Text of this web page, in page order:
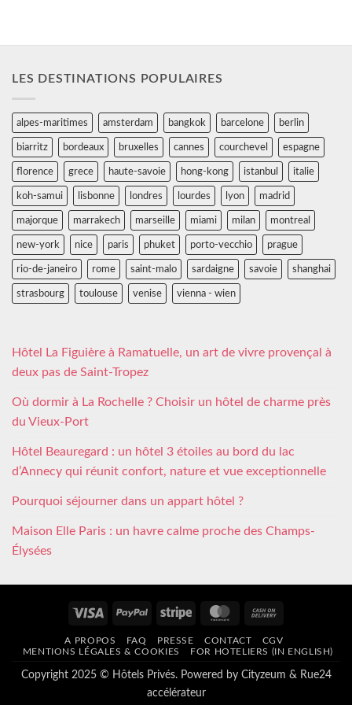
LES DESTINATIONS POPULAIRES
alpes-maritimes amsterdam bangkok barcelone berlin
biarritz bordeaux bruxelles cannes courchevel espagne
florence grece haute-savoie hong-kong istanbul italie
koh-samui lisbonne londres lourdes lyon madrid
majorque marrakech marseille miami milan montreal
new-york nice paris phuket porto-vecchio prague
rio-de-janeiro rome saint-malo sardaigne savoie shanghai
strasbourg toulouse venise vienna - wien
Hôtel La Figuière à Ramatuelle, un art de vivre provençal à
deux pas de Saint-Tropez
Où dormir à La Rochelle ? Choisir un hôtel de charme près
du Vieux-Port
Hôtel Beauregard : un hôtel 3 étoiles au bord du lac
d’Annecy qui réunit confort, nature et vue exceptionnelle
Pourquoi séjourner dans un appart hôtel ?
Maison Elle Paris : un havre calme proche des Champs-
Élysées
Visa PayPal Stripe MasterCard
Delivery
A PROPOS FAQ PRESSE CONTACT
CGV
MENTIONS LÉGALES & COOKIES
FOR HOTELIERS (IN ENGLISH)
Copyright 2025 © Hôtels Privés. Powered by Cityzeum & Rue24
accélérateur